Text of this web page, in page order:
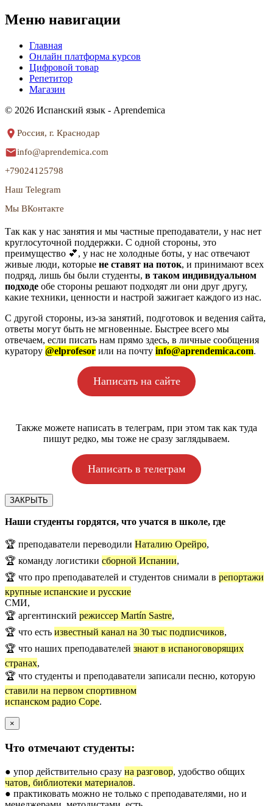
Меню навигации
Главная
Онлайн платформа курсов
Цифровой товар
Репетитор
Магазин
© 2026 Испанский язык - Aprendemica
Россия, г. Краснодар
info@aprendemica.com
+79024125798
Наш Telegram
Мы ВКонтакте
Так как у нас занятия и мы частные преподаватели, у нас нет
круглосуточной поддержки. С одной стороны, это
преимущество 💕, у нас не холодные боты, у нас отвечают
живые люди, которые не ставят на поток, и принимают всех
подряд, лишь бы были студенты, в таком индивидуальном
подходе обе стороны решают подходят ли они друг другу,
какие техники, ценности и настрой зажигает каждого из нас.
С другой стороны, из-за занятий, подготовок и ведения сайта,
ответы могут быть не мгновенные. Быстрее всего мы
отвечаем, если писать нам прямо здесь, в личные сообщения
куратору @elprofesor или на почту info@aprendemica.com.
Написать на сайте
Также можете написать в телеграм, при этом так как туда
пишут редко, мы тоже не сразу заглядываем.
Написать в телеграм
ЗАКРЫТЬ
Наши студенты гордятся, что учатся в школе, где
🏆 преподаватели переводили Наталию Орейро,
🏆 команду логистики сборной Испании,
🏆 что про преподавателей и студентов снимали в репортажи
крупные испанские и русские
СМИ,
🏆 аргентинский режиссер Martín Sastre,
🏆 что есть известный канал на 30 тыс подписчиков,
🏆 что наших преподавателей знают в испаноговорящих
странах,
🏆 что студенты и преподаватели записали песню, которую
ставили на первом спортивном
испанском радио Cope.
×
Что отмечают студенты:
● упор действительно сразу на разговор, удобство общих
чатов, библиотеки материалов.
● практиковать можно не только с преподавателями, но и